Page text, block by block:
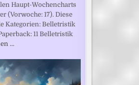
Haupt-Wochencharts
(Vorwoche: 17). Diese
Kategorien: Belletristik
11 Belletristik
…